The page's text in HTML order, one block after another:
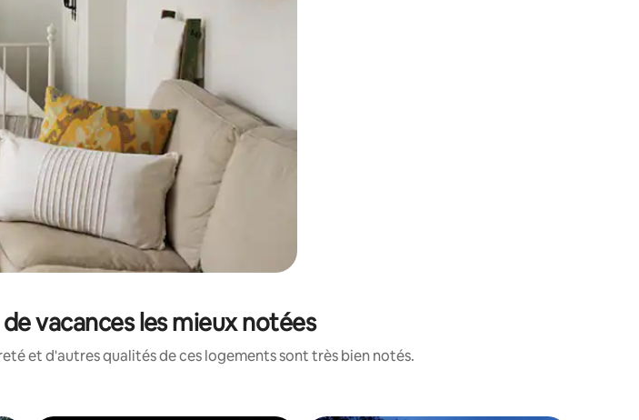
vacances les mieux notées
et d'autres qualités de ces logements sont très bien notés.